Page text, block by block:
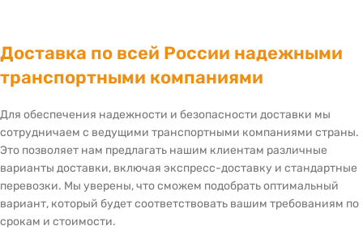
Доставка по всей России надежными
транспортными компаниями
Для обеспечения надежности и безопасности доставки мы
сотрудничаем с ведущими транспортными компаниями страны.
Это позволяет нам предлагать нашим клиентам различные
варианты доставки, включая экспресс-доставку и стандартные
перевозки. Мы уверены, что сможем подобрать оптимальный
вариант, который будет соответствовать вашим требованиям по
срокам и стоимости.